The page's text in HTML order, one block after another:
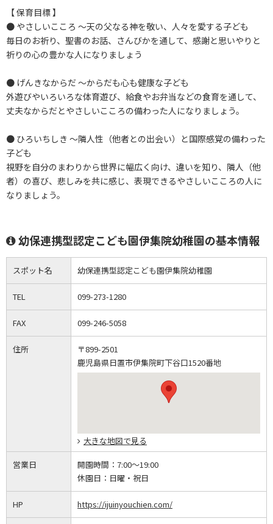
【 保育目標 】
● やさしいこころ ～天の父なる神を敬い、人々を愛する子ども
毎日のお祈り、聖書のお話、さんびかを通して、感謝と思いやりと
祈りの心の豊かな人になりましょう
● げんきなからだ ～からだも心も健康な子ども
外遊びやいろいろな体育遊び、給食やお弁当などの食育を通して、
丈夫なからだとやさしいこころの備わった人になりましょう。
● ひろいちしき ～隣人性（他者との出会い）と国際感覚の備わった
子ども
視野を自分のまわりから世界に幅広く向け、違いを知り、隣人（他
者）の喜び、悲しみを共に感じ、表現できるやさしいこころの人に
なりましょう。
幼保連携型認定こども園伊集院幼稚園の基本情報
スポット名 幼保連携型認定こども園伊集院幼稚園
TEL 099-273-1280
FAX 099-246-5058
住所
〒899-2501
鹿児島県日置市伊集院町下谷口1520番地
大きな地図で見る
営業日 開園時間： 7:00～19:00
休園日： 日曜・祝日
HP https://ijuinyouchien.com/